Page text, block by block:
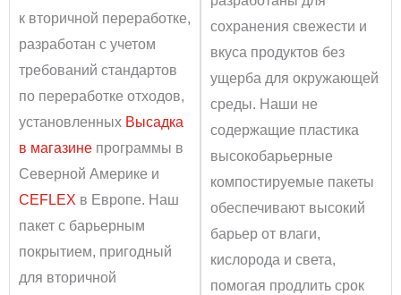
к вторичной переработке,
разработан с учетом
требований стандартов
по переработке отходов,
установленных Высадка
в магазине программы в
Северной Америке и
CEFLEX в Европе. Наш
пакет с барьерным
покрытием, пригодный
для вторичной
сохранения свежести и
вкуса продуктов без
ущерба для окружающей
среды. Наши не
содержащие пластика
высокобарьерные
компостируемые пакеты
обеспечивают высокий
барьер от влаги,
кислорода и света,
помогая продлить срок